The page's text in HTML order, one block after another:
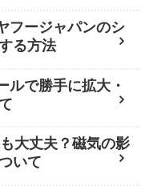
フージャパンのシ
る方法
で勝手に拡大・
大丈夫？磁気の影
いて